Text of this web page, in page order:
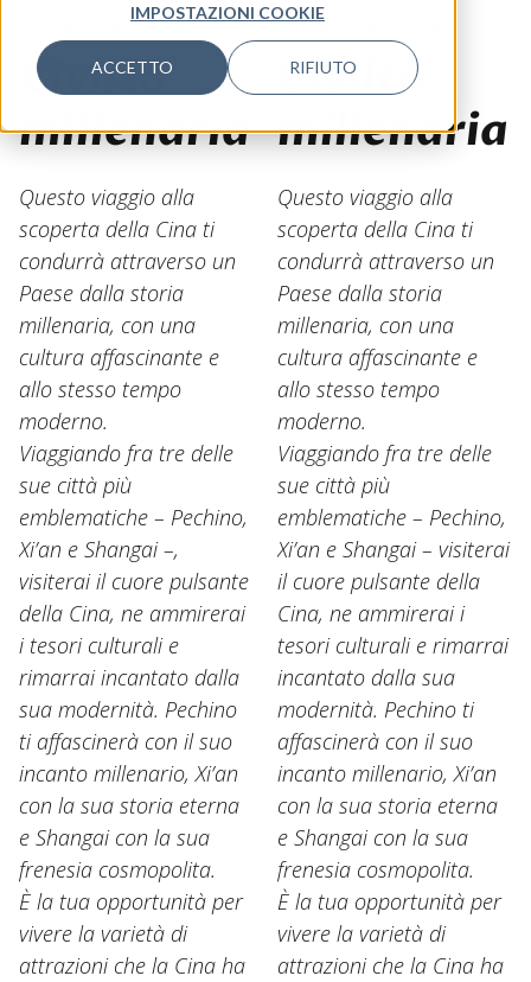
IMPOSTAZIONI COOKIE
ACCETTO RIFIUTO
CINA CLASSICA
Civiltà
millenaria
Questo viaggio alla
scoperta della Cina ti
condurrà attraverso un
Paese dalla storia
millenaria, con una
cultura affascinante e
allo stesso tempo
moderno.
Viaggiando fra tre delle
sue città più
emblematiche – Pechino,
Xi’an e Shangai –,
visiterai il cuore pulsante
della Cina, ne ammirerai
i tesori culturali e
rimarrai incantato dalla
sua modernità. Pechino
ti affascinerà con il suo
incanto millenario, Xi’an
con la sua storia eterna
e Shangai con la sua
frenesia cosmopolita.
È la tua opportunità per
vivere la varietà di
attrazioni che la Cina ha
CINA CLASSICA
Civiltà
millenaria
Questo viaggio alla
scoperta della Cina ti
condurrà attraverso un
Paese dalla storia
millenaria, con una
cultura affascinante e
allo stesso tempo
moderno.
Viaggiando fra tre delle
sue città più
emblematiche – Pechino,
Xi’an e Shangai – visiterai
il cuore pulsante della
Cina, ne ammirerai i
tesori culturali e rimarrai
incantato dalla sua
modernità. Pechino ti
affascinerà con il suo
incanto millenario, Xi’an
con la sua storia eterna
e Shangai con la sua
frenesia cosmopolita.
È la tua opportunità per
vivere la varietà di
attrazioni che la Cina ha